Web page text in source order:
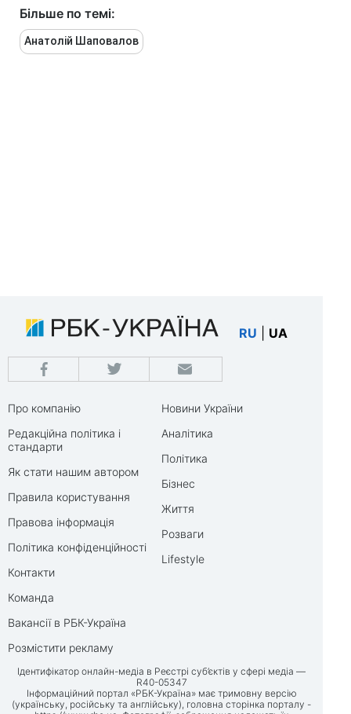
Більше по темі:
Анатолій Шаповалов
RU UA
Про компанію
Редакційна політика і
стандарти
Як стати нашим автором
Правила користування
Правова інформація
Політика конфіденційності
Контакти
Команда
Вакансії в РБК-Україна
Розмістити рекламу
Новини України
Аналітика
Політика
Бізнес
Життя
Розваги
Lifestyle
Ідентифікатор онлайн-медіа в Реєстрі суб’єктів у сфері медіа —
R40-05347
Інформаційний портал «РБК-Україна» має тримовну версію
(українську, російську та англійську), головна сторінка порталу -